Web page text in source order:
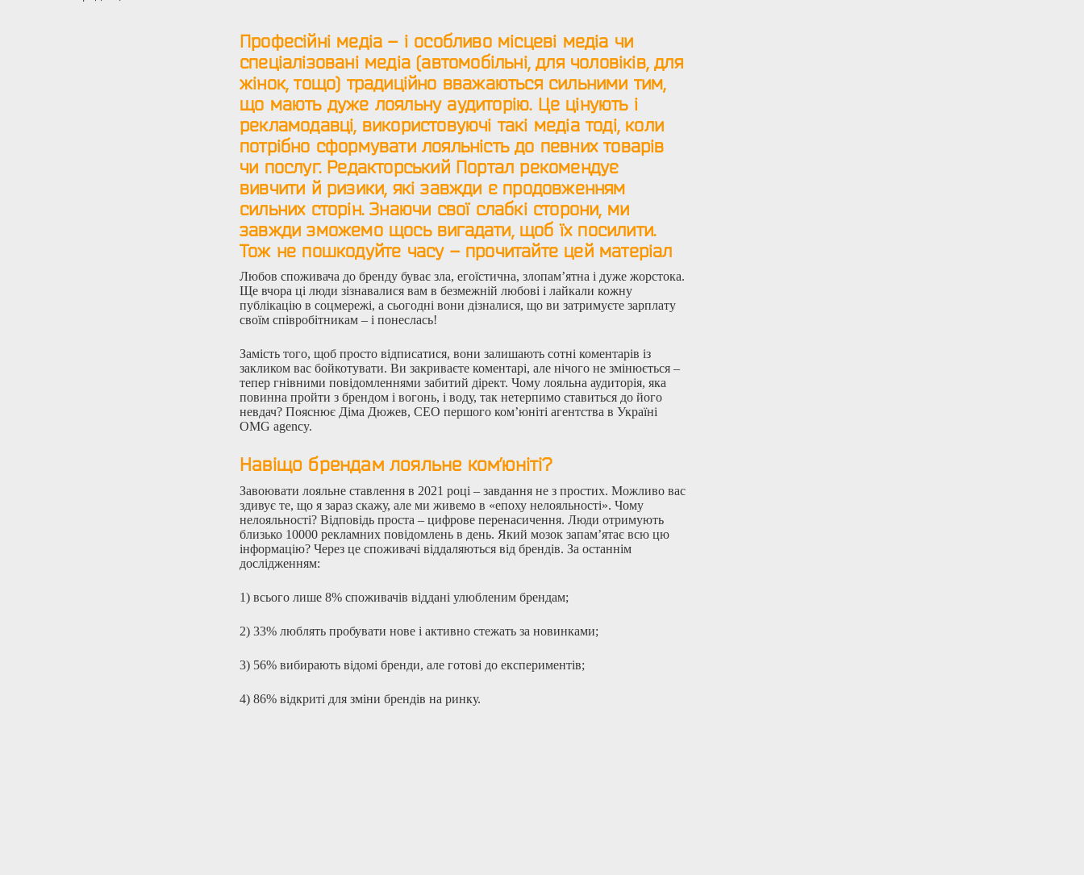
Професійні медіа – і особливо місцеві медіа чи
спеціалізовані медіа (автомобільні, для чоловіків, для
жінок, тощо) традиційно вважаються сильними тим,
що мають дуже лояльну аудиторію. Це цінують і
рекламодавці, використовуючі такі медіа тоді, коли
потрібно сформувати лояльність до певних товарів
чи послуг. Редакторський Портал рекомендує
вивчити й ризики, які завжди є продовженням
сильних сторін. Знаючи свої слабкі сторони, ми
завжди зможемо щось вигадати, щоб їх посилити.
Тож не пошкодуйте часу – прочитайте цей матеріал
Любов споживача до бренду буває зла, егоїстична, злопам’ятна і дуже жорстока.
Ще вчора ці люди зізнавалися вам в безмежній любові і лайкали кожну
публікацію в соцмережі, а сьогодні вони дізналися, що ви затримуєте зарплату
своїм співробітникам – і понеслась!
Замість того, щоб просто відписатися, вони залишають сотні коментарів із
закликом вас бойкотувати. Ви закриваєте коментарі, але нічого не змінюється –
тепер гнівними повідомленнями забитий дірект. Чому лояльна аудиторія, яка
повинна пройти з брендом і вогонь, і воду, так нетерпимо ставиться до його
невдач? Пояснює Діма Дюжев, CEO першого ком’юніті агентства в Україні
OMG agency.
Навіщо брендам лояльне ком’юніті?
Завоювати лояльне ставлення в 2021 році – завдання не з простих. Можливо вас
здивує те, що я зараз скажу, але ми живемо в «епоху нелояльності». Чому
нелояльності? Відповідь проста – цифрове перенасичення. Люди отримують
близько 10000 рекламних повідомлень в день. Який мозок запам’ятає всю цю
інформацію? Через це споживачі віддаляються від брендів. За останнім
дослідженням:
1) всього лише 8% споживачів віддані улюбленим брендам;
2) 33% люблять пробувати нове і активно стежать за новинками;
3) 56% вибирають відомі бренди, але готові до експериментів;
4) 86% відкриті для зміни брендів на ринку.